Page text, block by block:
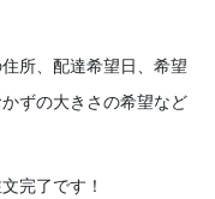
所、配達希望日、希望
ずの大きさの希望など
完了です！